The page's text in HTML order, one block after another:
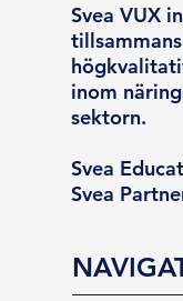
Svea VUX
inom
sektorn.
Svea
Svea